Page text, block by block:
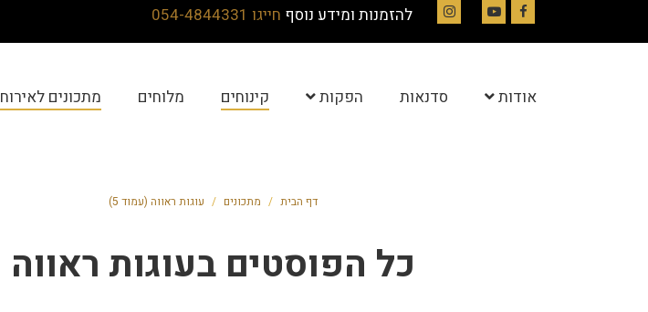
להזמנות ומידע נוסף חייגו 054-4844331
אודות סדנאות הפקות קינוחים מלוחים מתכונים לאירוח
דף הבית / מתכונים / עוגות ראווה (עמוד 5)
כל הפוסטים בעוגות ראווה